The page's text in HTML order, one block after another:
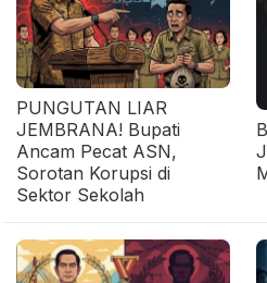
PUNGUTAN LIAR
JEMBRANA! Bupati
Ancam Pecat ASN,
Sorotan Korupsi di
Sektor Sekolah